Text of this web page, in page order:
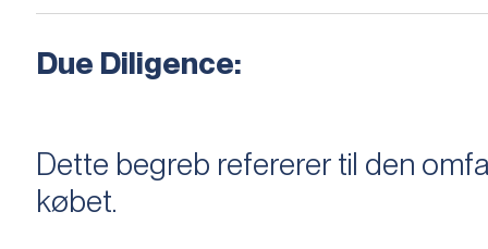
Due Diligence:
Dette begreb refererer til den
købet.